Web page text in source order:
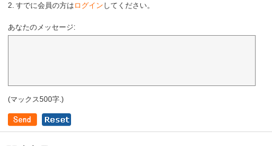
2. すでに会員の方は ログイン してください。
あなたのメッセージ:
(マックス500字.)